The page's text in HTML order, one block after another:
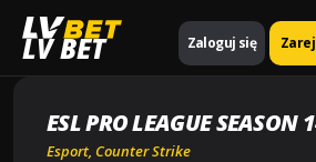
LV BET Zaloguj się
Strona główna ESL Pro League
ESL PRO LEAGUE SEASON
Esport Counter Strike